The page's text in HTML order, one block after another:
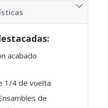
acabado
1/4 de vuelta
de